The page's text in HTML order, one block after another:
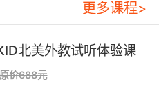
rights activist.
分子
is an online activist
更多课程>
北美外教试听体验课
原价688元